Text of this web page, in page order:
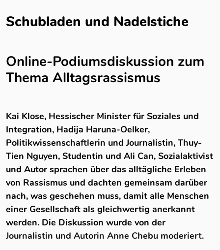
Schubladen und Nadelstiche
Online-Podiumsdiskussion zum
Thema Alltagsrassismus
Kai Klose, Hessischer Minister für Soziales und
Integration, Hadija Haruna-Oelker,
Politikwissenschaftlerin und Journalistin, Thuy-
Tien Nguyen, Studentin und Ali Can, Sozialaktivist
und Autor sprachen über das alltägliche Erleben
von Rassismus und dachten gemeinsam darüber
nach, was geschehen muss, damit alle Menschen
einer Gesellschaft als gleichwertig anerkannt
werden. Die Diskussion wurde von der
Journalistin und Autorin Anne Chebu moderiert.